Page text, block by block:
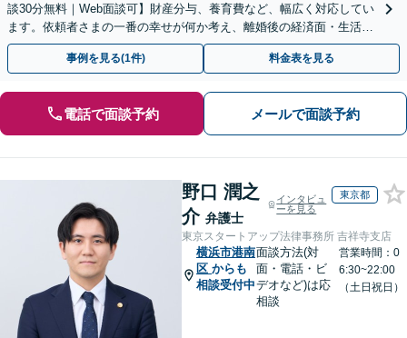
談30分無料｜Web面談可】財産分与、養育費など、幅広く対応してい
ます。依頼者さまの一番の幸せが何か考え、離婚後の経済面・生活面
を踏まえた最善の解決策をご提案【休日・夜間面談可】
事例を見る(1件) 料金表を見る
電話で面談予約 メールで面談予約
野口 潤之
介 弁護士
インタビュ
ーを見る
東京都
東京スタートアップ法律事務所 吉祥寺支店
横浜市港南
区 からも
相談受付中
面談方法(対
面・電話・ビ
デオなど)は応
相談
営業時間：0
6:30~22:00
（土日祝日）